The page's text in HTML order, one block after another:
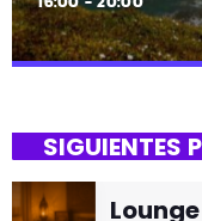
¡Toda la
¡Toda la música!
SIGUIENTES
Lounge